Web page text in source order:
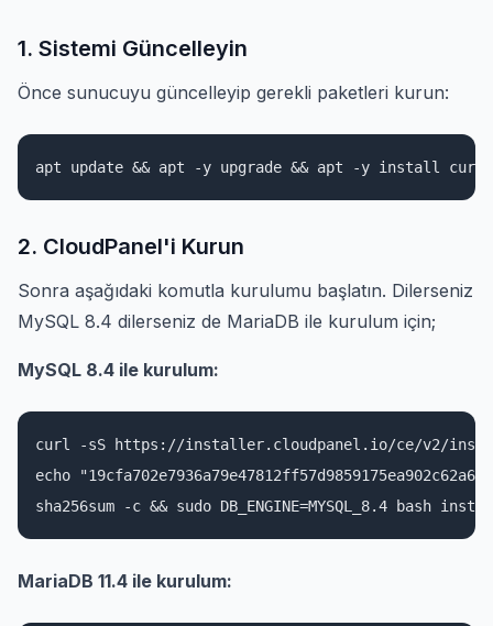
1. Sistemi Güncelleyin
Önce sunucuyu güncelleyip gerekli paketleri kurun:
apt update && apt -y upgrade && apt -y install curl
2. CloudPanel'i Kurun
Sonra aşağıdaki komutla kurulumu başlatın. Dilerseniz
MySQL 8.4 dilerseniz de MariaDB ile kurulum için;
MySQL 8.4 ile kurulum:
curl -sS https://installer.cloudpanel.io/ce/v2/
echo
sha256sum -c && sudo DB_ENGINE=MYSQL_8.4 bash
MariaDB 11.4 ile kurulum: